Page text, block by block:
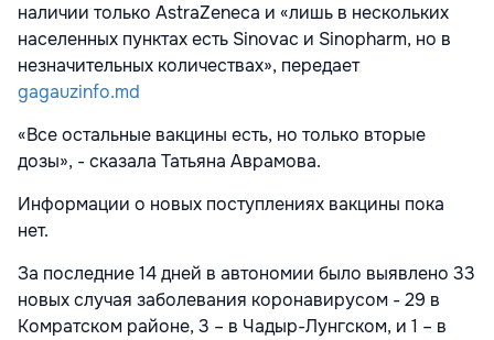
наличии только AstraZeneca и «лишь в нескольких
населенных пунктах есть Sinovac и Sinopharm, но в
незначительных количествах», передает
gagauzinfo.md
«Все остальные вакцины есть, но только вторые
дозы», - сказала Татьяна Аврамова.
Информации о новых поступлениях вакцины пока
нет.
За последние 14 дней в автономии было выявлено 33
новых случая заболевания коронавирусом - 29 в
Комратском районе, 3 – в Чадыр-Лунгском, и 1 – в